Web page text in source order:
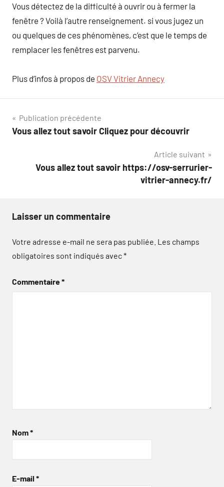
Vous détectez de la difficulté à ouvrir ou à fermer la
fenêtre ? Voilà l’autre renseignement. si vous jugez un
ou quelques de ces phénomènes, c’est que le temps de
remplacer les fenêtres est parvenu.
Plus d’infos à propos de OSV Vitrier Annecy
Navigation
de
Publication précédente
Vous allez tout savoir Cliquez pour découvrir
Article suivant
Vous allez tout savoir https://osv-serrurier-
vitrier-annecy.fr/
Laisser un commentaire
Votre adresse e-mail ne sera pas publiée. Les champs
obligatoires sont indiqués avec*
Commentaire*
Nom*
E-mail *